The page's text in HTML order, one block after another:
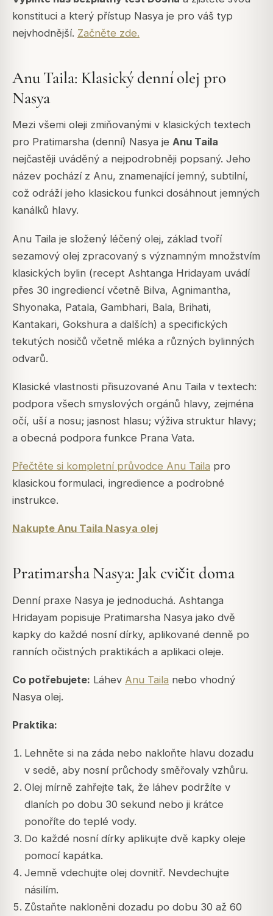
konstituci a který přístup Nasya je pro váš typ
nejvhodnější. Začněte zde.
Anu Taila: Klasický denní olej pro
Nasya
Mezi všemi oleji zmiňovanými v klasických textech
pro Pratimarsha (denní) Nasya je Anu Taila
nejčastěji uváděný a nejpodrobněji popsaný. Jeho
název pochází z Anu, znamenající jemný, subtilní,
což odráží jeho klasickou funkci dosáhnout jemných
kanálků hlavy.
Anu Taila je složený léčený olej, základ tvoří
sezamový olej zpracovaný s významným množstvím
klasických bylin (recept Ashtanga Hridayam uvádí
přes 30 ingrediencí včetně Bilva, Agnimantha,
Shyonaka, Patala, Gambhari, Bala, Brihati,
Kantakari, Gokshura a dalších) a specifických
tekutých nosičů včetně mléka a různých bylinných
odvarů.
Klasické vlastnosti přisuzované Anu Taila v textech:
podpora všech smyslových orgánů hlavy, zejména
očí, uší a nosu; jasnost hlasu; výživa struktur hlavy;
a obecná podpora funkce Prana Vata.
Přečtěte si kompletní průvodce Anu Taila pro
klasickou formulaci, ingredience a podrobné
instrukce.
Nakupte Anu Taila Nasya olej
Pratimarsha Nasya: Jak cvičit doma
Denní praxe Nasya je jednoduchá. Ashtanga
Hridayam popisuje Pratimarsha Nasya jako dvě
kapky do každé nosní dírky, aplikované denně po
ranních očistných praktikách a aplikaci oleje.
Co potřebujete: Láhev Anu Taila nebo vhodný
Nasya olej.
Praktika:
Lehněte si na záda nebo nakloňte hlavu dozadu
v sedě, aby nosní průchody směřovaly vzhůru.
Olej mírně zahřejte tak, že láhev podržíte v
dlaních po dobu 30 sekund nebo ji krátce
ponoříte do teplé vody.
Do každé nosní dírky aplikujte dvě kapky oleje
pomocí kapátka.
Jemně vdechujte olej dovnitř. Nevdechujte
násilím.
Zůstaňte nakloněni dozadu po dobu 30 až 60